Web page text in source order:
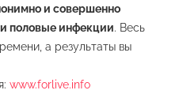
и совершенно
половые инфекции. Весь
а результаты вы
www.forlive.info